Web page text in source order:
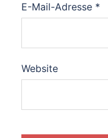
E-Mail-Adresse *
Website